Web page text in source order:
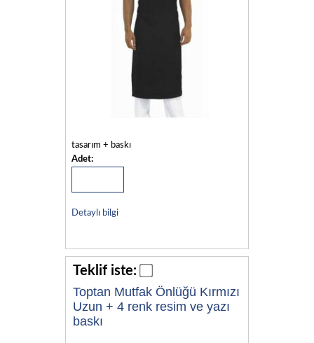
tasarım + baskı
Adet:
Detaylı bilgi
Teklif iste:
Toptan Mutfak Önlüğü Kırmızı
Uzun + 4 renk resim ve yazı
baskı